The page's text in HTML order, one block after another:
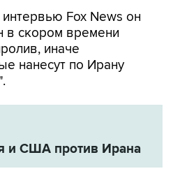
Fox News он
в скором времени
иначе
нанесут по Ирану
и США против Ирана